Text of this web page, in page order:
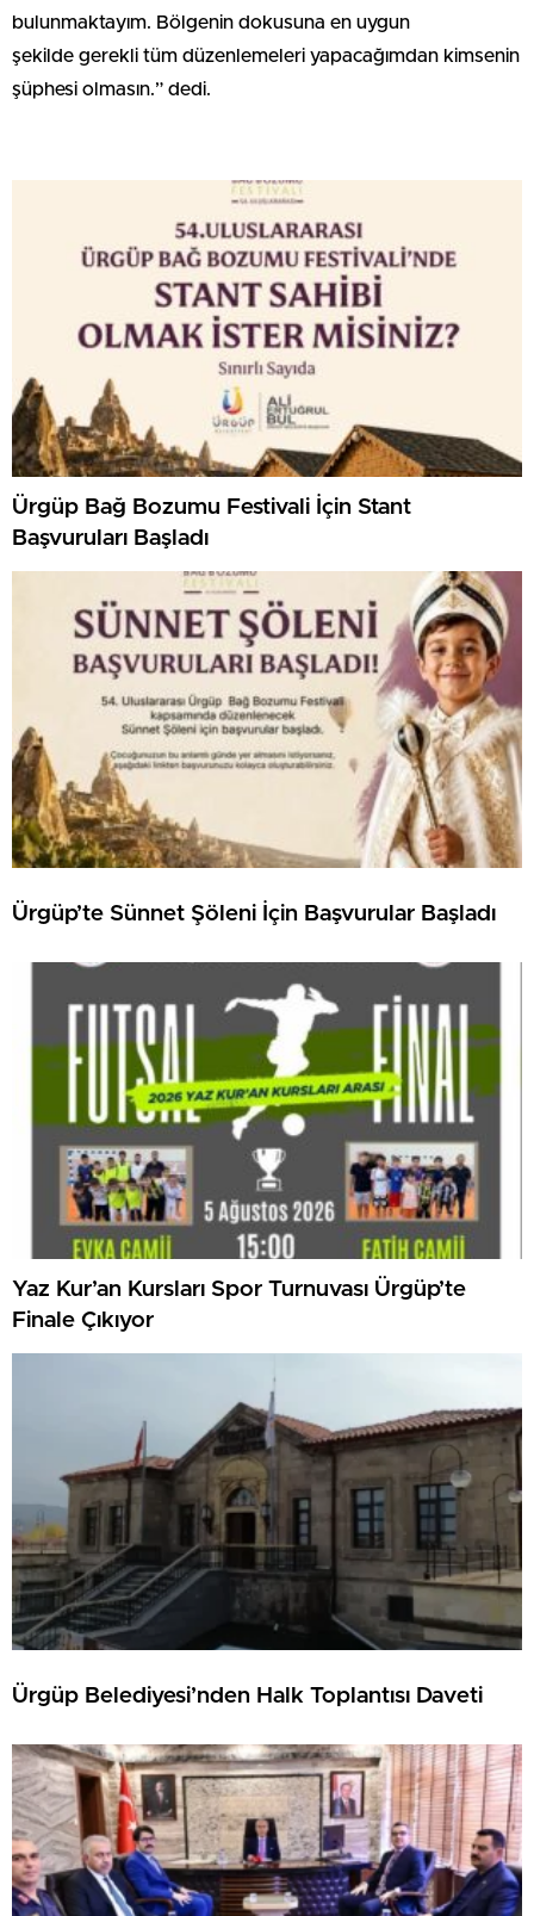
bulunmaktayım. Bölgenin dokusuna en uygun
şekilde gerekli tüm düzenlemeleri yapacağımdan kimsenin
şüphesi olmasın.” dedi.
Ürgüp Bağ Bozumu Festivali İçin Stant
Başvuruları Başladı
Ürgüp’te Sünnet Şöleni İçin Başvurular Başladı
Yaz Kur’an Kursları Spor Turnuvası Ürgüp’te
Finale Çıkıyor
Ürgüp Belediyesi’nden Halk Toplantısı Daveti